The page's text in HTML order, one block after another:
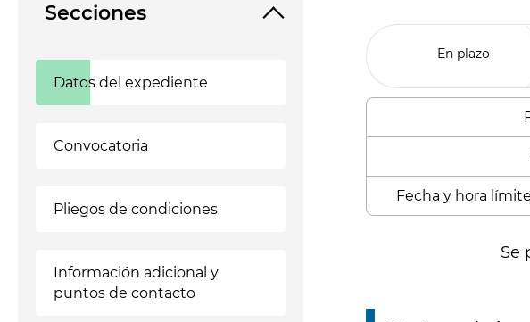
Secciones
Datos del expediente
Convocatoria
Pliegos de condiciones
Información adicional y
puntos de contacto
En plazo
Fecha y hora
Se